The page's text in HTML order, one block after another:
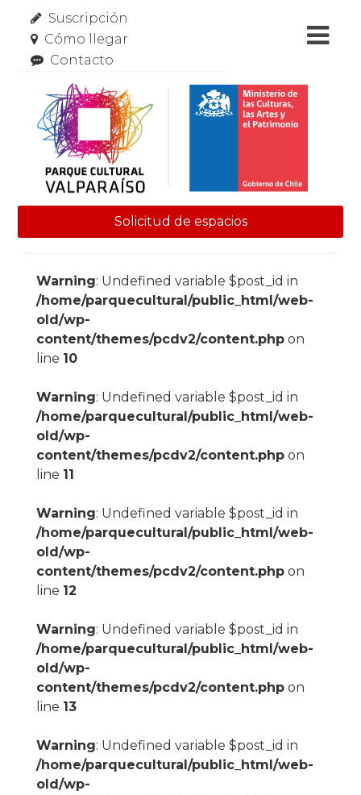
Suscripción
Cómo llegar
Contacto
Solicitud de espacios
Warning: Undefined variable $post_id in
/home/parquecultural/public_html/web-
old/wp-
content/themes/pcdv2/content.phpon
line 10
Warning: Undefined variable $post_id in
/home/parquecultural/public_html/web-
old/wp-
content/themes/pcdv2/content.phpon
line 11
Warning: Undefined variable $post_id in
/home/parquecultural/public_html/web-
old/wp-
content/themes/pcdv2/content.phpon
line 12
Warning: Undefined variable $post_id in
/home/parquecultural/public_html/web-
old/wp-
content/themes/pcdv2/content.phpon
line 13
Warning: Undefined variable $post_id in
/home/parquecultural/public_html/web-
old/wp-